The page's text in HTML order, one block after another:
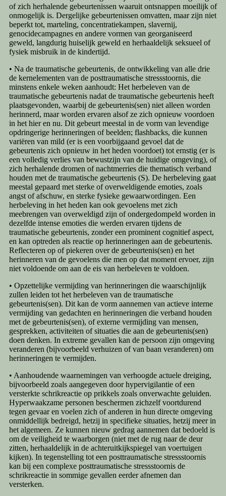
of zich herhalende gebeurtenissen waaruit ontsnappen moeilijk of
onmogelijk is. Dergelijke gebeurtenissen omvatten, maar zijn niet
beperkt tot, marteling, concentratiekampen, slavernij,
genocidecampagnes en andere vormen van georganiseerd
geweld, langdurig huiselijk geweld en herhaaldelijk seksueel of
fysiek misbruik in de kindertijd.
• Na de traumatische gebeurtenis, de ontwikkeling van alle drie
de kernelementen van de posttraumatische stressstoornis, die
minstens enkele weken aanhoudt: Het herbeleven van de
traumatische gebeurtenis nadat de traumatische gebeurtenis heeft
plaatsgevonden, waarbij de gebeurtenis(sen) niet alleen worden
herinnerd, maar worden ervaren alsof ze zich opnieuw voordoen
in het hier en nu. Dit gebeurt meestal in de vorm van levendige
opdringerige herinneringen of beelden; flashbacks, die kunnen
variëren van mild (er is een voorbijgaand gevoel dat de
gebeurtenis zich opnieuw in het heden voordoet) tot ernstig (er is
een volledig verlies van bewustzijn van de huidige omgeving), of
zich herhalende dromen of nachtmerries die thematisch verband
houden met de traumatische gebeurtenis (S). De herbeleving gaat
meestal gepaard met sterke of overweldigende emoties, zoals
angst of afschuw, en sterke fysieke gewaarwordingen. Een
herbeleving in het heden kan ook gevoelens met zich
meebrengen van overweldigd zijn of ondergedompeld worden in
dezelfde intense emoties die werden ervaren tijdens de
traumatische gebeurtenis, zonder een prominent cognitief aspect,
en kan optreden als reactie op herinneringen aan de gebeurtenis.
Reflecteren op of piekeren over de gebeurtenis(sen) en het
herinneren van de gevoelens die men op dat moment ervoer, zijn
niet voldoende om aan de eis van herbeleven te voldoen.
• Opzettelijke vermijding van herinneringen die waarschijnlijk
zullen leiden tot het herbeleven van de traumatische
gebeurtenis(sen). Dit kan de vorm aannemen van actieve interne
vermijding van gedachten en herinneringen die verband houden
met de gebeurtenis(sen), of externe vermijding van mensen,
gesprekken, activiteiten of situaties die aan de gebeurtenis(sen)
doen denken. In extreme gevallen kan de persoon zijn omgeving
veranderen (bijvoorbeeld verhuizen of van baan veranderen) om
herinneringen te vermijden.
• Aanhoudende waarnemingen van verhoogde actuele dreiging,
bijvoorbeeld zoals aangegeven door hypervigilantie of een
versterkte schrikreactie op prikkels zoals onverwachte geluiden.
Hyperwaakzame personen beschermen zichzelf voortdurend
tegen gevaar en voelen zich of anderen in hun directe omgeving
onmiddellijk bedreigd, hetzij in specifieke situaties, hetzij meer in
het algemeen. Ze kunnen nieuw gedrag aannemen dat bedoeld is
om de veiligheid te waarborgen (niet met de rug naar de deur
zitten, herhaaldelijk in de achteruitkijkspiegel van voertuigen
kijken). In tegenstelling tot een posttraumatische stressstoornis
kan bij een complexe posttraumatische stressstoornis de
schrikreactie in sommige gevallen eerder afnemen dan
versterken.